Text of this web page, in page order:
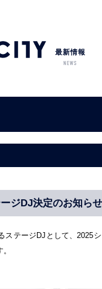
最新情報
NEWS
ジDJ決定のお知らせ
ステージDJとして、2025